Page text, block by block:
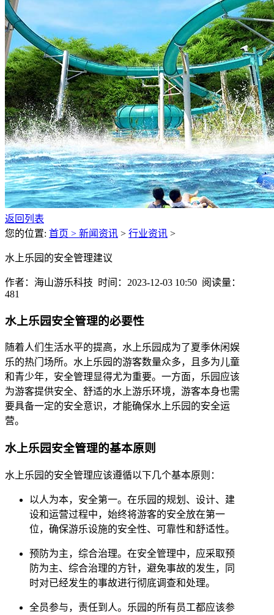
返回列表
您的位置: 首页 > 新闻资讯 > 行业资讯 >
水上乐园的安全管理建议
作者：海山游乐科技 时间：2023-12-03 10:50 阅读量：
481
水上乐园安全管理的必要性
随着人们生活水平的提高，水上乐园成为了夏季休闲娱
乐的热门场所。水上乐园的游客数量众多，且多为儿童
和青少年，安全管理显得尤为重要。一方面，乐园应该
为游客提供安全、舒适的水上游乐环境，游客本身也需
要具备一定的安全意识，才能确保水上乐园的安全运
营。
水上乐园安全管理的基本原则
水上乐园的安全管理应该遵循以下几个基本原则：
以人为本，安全第一。在乐园的规划、设计、建
设和运营过程中，始终将游客的安全放在第一
位，确保游乐设施的安全性、可靠性和舒适性。
预防为主，综合治理。在安全管理中，应采取预
防为主、综合治理的方针，避免事故的发生，同
时对已经发生的事故进行彻底调查和处理。
全员参与，责任到人。乐园的所有员工都应该参